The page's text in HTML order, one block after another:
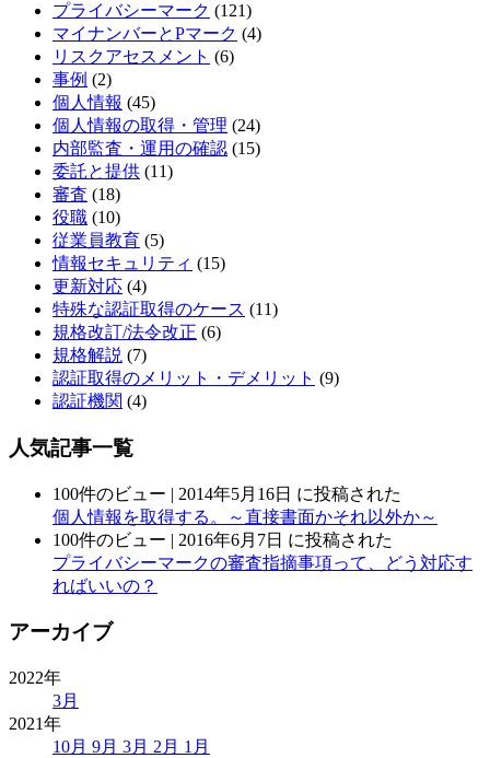
プライバシーマーク (121)
マイナンバーとPマーク (4)
リスクアセスメント (6)
事例 (2)
個人情報 (45)
個人情報の取得・管理 (24)
内部監査・運用の確認 (15)
委託と提供 (11)
審査 (18)
役職 (10)
従業員教育 (5)
情報セキュリティ (15)
更新対応 (4)
特殊な認証取得のケース (11)
規格改訂/法令改正 (6)
規格解説 (7)
認証取得のメリット・デメリット (9)
認証機関 (4)
人気記事一覧
100件のビュー | 2014年5月16日 に投稿された
個人情報を取得する。～直接書面かそれ以外か～
100件のビュー | 2016年6月7日 に投稿された
プライバシーマークの審査指摘事項って、どう対応す
ればいいの？
アーカイブ
2022年
3月
2021年
10月 9月 3月 2月 1月